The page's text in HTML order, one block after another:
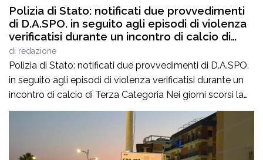
Polizia di Stato: notificati due provvedimenti
di D.A.SPO. in seguito agli episodi di violenza
verificatisi durante un incontro di calcio di
Terza Categoria
di redazione
Polizia di Stato: notificati due provvedimenti di D.A.SPO.
in seguito agli episodi di violenza verificatisi durante un
incontro di calcio di Terza Categoria Nei giorni scorsi la
Polizia di Stato ha notificato due provvedimenti di
Divieto di Accesso alle Manifestazioni Sportive
(D.A.SPO.), emessi dalla Questura di Reggio Calabria alla
fine del mese di luglio, nei […]